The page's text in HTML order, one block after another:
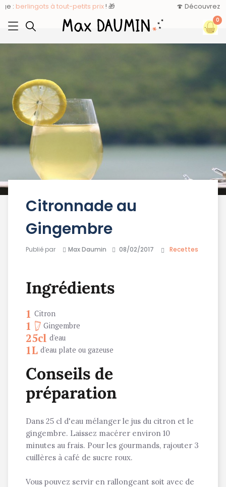
🍄 Découvrez nos Champignons en berlingots!
0
Citronnade au
Gingembre
Publié par Max Daumin 08/02/2017 Recettes
Ingrédients
1 Citron
1 Gingembre
25cl d'eau
1L d'eau plate ou gazeuse
Conseils de
préparation
Dans 25 cl d'eau mélanger le jus du citron et le
gingembre. Laissez macérer environ 10
minutes au frais. Pour les gourmands, rajouter 3
cuillères à café de sucre roux.
Vous pouvez servir en rallongeant soit avec de